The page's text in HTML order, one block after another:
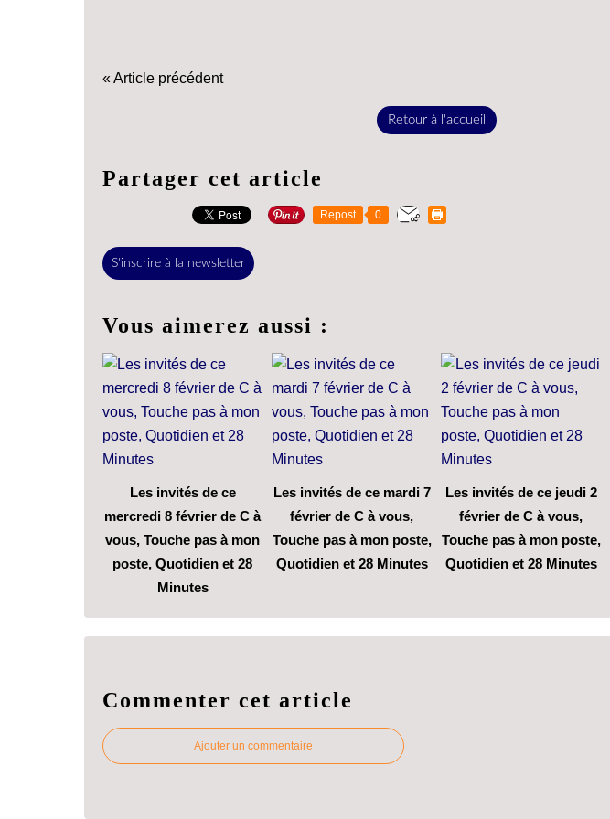
« Article précédent
Retour à l'accueil
Partager cet article
Repost 0
S'inscrire à la newsletter
Vous aimerez aussi :
Les invités de ce
mercredi 8 février de C à
vous, Touche pas à mon
poste, Quotidien et 28
Minutes
Les invités de ce mardi 7
février de C à vous,
Touche pas à mon poste,
Quotidien et 28 Minutes
Les invités de ce jeudi 2
février de C à vous,
Touche pas à mon poste,
Quotidien et 28 Minutes
Commenter cet article
Ajouter un commentaire